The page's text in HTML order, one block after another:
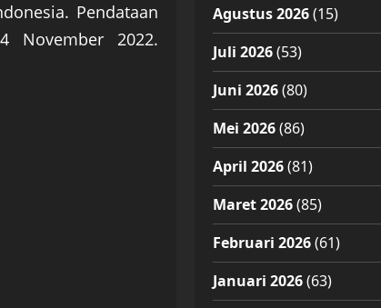
Pendataan
November 2022.
Agustus 2026(15)
Juli 2026(53)
Juni 2026(80)
Mei 2026(86)
April 2026(81)
Maret 2026(85)
Februari 2026(61)
Januari 2026(63)